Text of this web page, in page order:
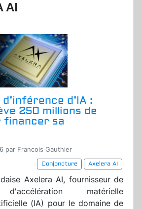
AI
d’IA :
250 millions de
financer sa
par Francois Gauthier
Conjoncture
Axelera AI
Axelera AI, fournisseur de
d'accélération matérielle
(IA) pour le domaine de